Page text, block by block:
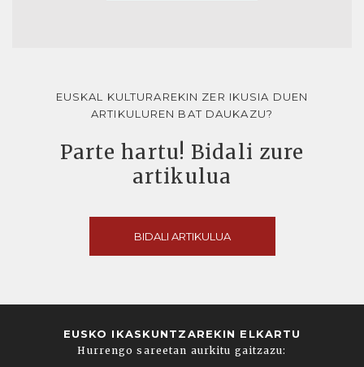
EUSKAL KULTURAREKIN ZER IKUSIA DUEN
ARTIKULUREN BAT DAUKAZU?
Parte hartu! Bidali zure
artikulua
BIDALI ARTIKULUA
EUSKO IKASKUNTZAREKIN ELKARTU
Hurrengo sareetan aurkitu gaitzazu: